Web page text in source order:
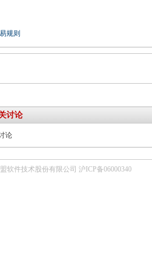
规则
讨论
论
软件技术股份有限公司 沪ICP备06000340